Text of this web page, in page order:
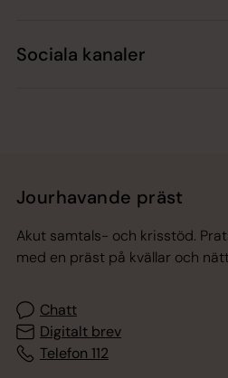
Sociala kanaler
Jourhavande präst
Akut samtals- och krisstöd.
med en präst på kvällar och
Chatt
Digitalt brev
Telefon 112